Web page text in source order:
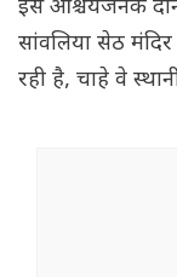
इस आश्चर्यजनक
सांवलिया सेठ
रही है, चाहे वे